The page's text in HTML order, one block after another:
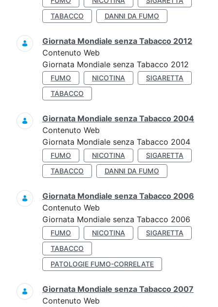
TABACCO
DANNI DA FUMO
Giornata Mondiale senza Tabacco 2012
Contenuto Web
Giornata Mondiale senza Tabacco 2012
FUMO NICOTINA
SIGARETTA
TABACCO
Giornata Mondiale senza Tabacco 2004
Contenuto Web
Giornata Mondiale senza Tabacco 2004
FUMO NICOTINA
SIGARETTA
TABACCO
DANNI DA FUMO
Giornata Mondiale senza Tabacco 2006
Contenuto Web
Giornata Mondiale senza Tabacco 2006
FUMO NICOTINA
SIGARETTA
TABACCO
PATOLOGIE FUMO-CORRELATE
Giornata Mondiale senza Tabacco 2007
Contenuto Web